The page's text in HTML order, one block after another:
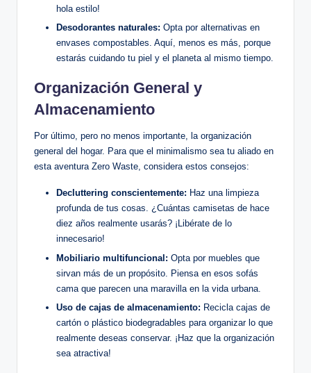
hola estilo!
Desodorantes naturales: Opta por alternativas en
envases compostables. Aquí, menos es más, porque
estarás cuidando tu piel y el planeta al mismo tiempo.
Organización General y
Almacenamiento
Por último, pero no menos importante, la organización
general del hogar. Para que el minimalismo sea tu aliado en
esta aventura Zero Waste, considera estos consejos:
Decluttering conscientemente: Haz una limpieza
profunda de tus cosas. ¿Cuántas camisetas de hace
diez años realmente usarás? ¡Libérate de lo
innecesario!
Mobiliario multifuncional: Opta por muebles que
sirvan más de un propósito. Piensa en esos sofás
cama que parecen una maravilla en la vida urbana.
Uso de cajas de almacenamiento: Recicla cajas de
cartón o plástico biodegradables para organizar lo que
realmente deseas conservar. ¡Haz que la organización
sea atractiva!